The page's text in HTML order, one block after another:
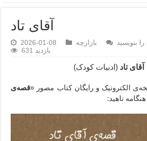
آقای تاد
2026-01-08 بازارچه
بنویسید
631 بازدید
آقای تاد (ادبیات کودک)
الکترونیک و رایگان کتاب مصور «قصه‌ی
ناهید: